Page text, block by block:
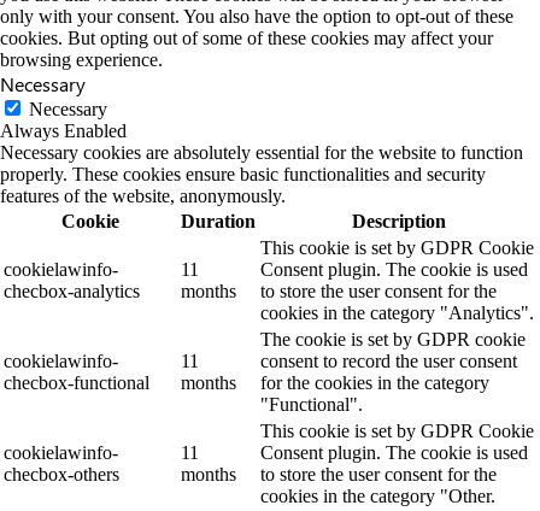
only with your consent. You also have the option to opt-out of these
cookies. But opting out of some of these cookies may affect your
browsing experience.
Necessary
Necessary
Always Enabled
Necessary cookies are absolutely essential for the website to function
properly. These cookies ensure basic functionalities and security
features of the website, anonymously.
Cookie
Duration Description
cookielawinfo-
checbox-analytics
11
months
This cookie is set by GDPR Cookie
Consent plugin. The cookie is used
to store the user consent for the
cookies in the category "Analytics".
cookielawinfo-
checbox-functional
11
months
The cookie is set by GDPR cookie
consent to record the user consent
for the cookies in the category
"Functional".
cookielawinfo-
checbox-others
11
months
This cookie is set by GDPR Cookie
Consent plugin. The cookie is used
to store the user consent for the
cookies in the category "Other.